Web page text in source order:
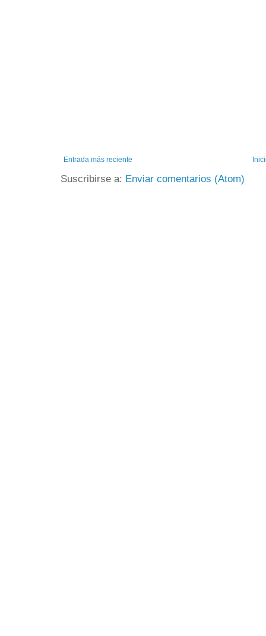
Entrada más reciente
Suscribirse a: Enviar comentarios (Atom)